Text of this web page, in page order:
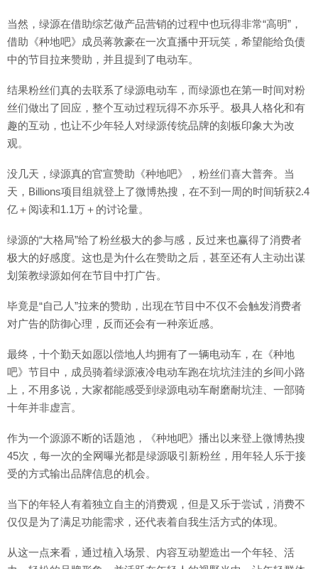
当然，绿源在借助综艺做产品营销的过程中也玩得非常“高明”，
借助《种地吧》成员蒋敦豪在一次直播中开玩笑，希望能给负债
中的节目拉来赞助，并且提到了电动车。
结果粉丝们真的去联系了绿源电动车，而绿源也在第一时间对粉
丝们做出了回应，整个互动过程玩得不亦乐乎。极具人格化和有
趣的互动，也让不少年轻人对绿源传统品牌的刻板印象大为改
观。
没几天，绿源真的官宣赞助《种地吧》，粉丝们喜大普奔。当
天，Billions项目组就登上了微博热搜，在不到一周的时间斩获2.4
亿＋阅读和1.1万＋的讨论量。
绿源的“大格局”给了粉丝极大的参与感，反过来也赢得了消费者
极大的好感度。这也是为什么在赞助之后，甚至还有人主动出谋
划策教绿源如何在节目中打广告。
毕竟是“自己人”拉来的赞助，出现在节目中不仅不会触发消费者
对广告的防御心理，反而还会有一种亲近感。
最终，十个勤天如愿以偿地人均拥有了一辆电动车，在《种地
吧》节目中，成员骑着绿源液冷电动车跑在坑坑洼洼的乡间小路
上，不用多说，大家都能感受到绿源电动车耐磨耐坑洼、一部骑
十年并非虚言。
作为一个源源不断的话题池，《种地吧》播出以来登上微博热搜
45次，每一次的全网曝光都是绿源吸引新粉丝，用年轻人乐于接
受的方式输出品牌信息的机会。
当下的年轻人有着独立自主的消费观，但是又乐于尝试，消费不
仅仅是为了满足功能需求，还代表着自我生活方式的体现。
从这一点来看，通过植入场景、内容互动塑造出一个年轻、活